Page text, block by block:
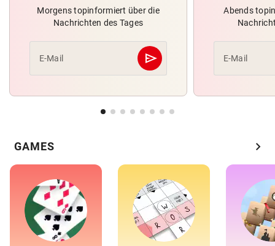
Morgens topinformiert über die
Nachrichten des Tages
E-Mail send
Abschicken
Abends
E-Mail
GAMES chevron_right